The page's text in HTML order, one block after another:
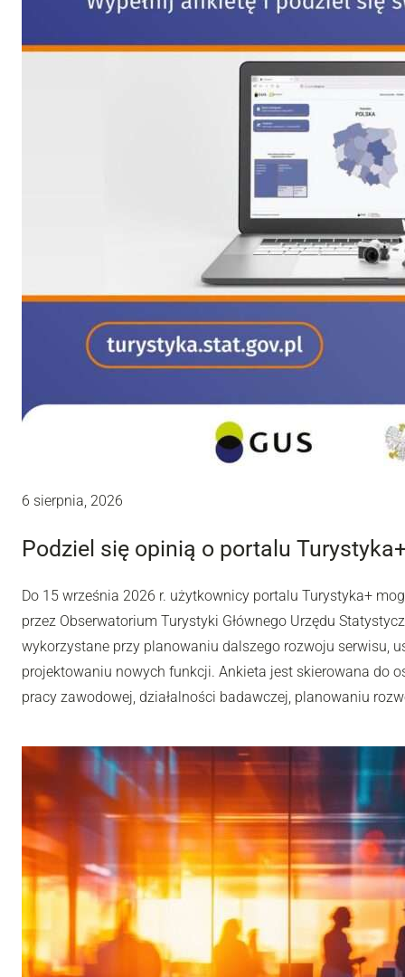
6 sierpnia, 2026
Podziel się opinią o portalu
Do 15 września 2026 r. użytkownicy portalu Turystyka+
przez Obserwatorium Turystyki Głównego Urzędu
wykorzystane przy planowaniu dalszego rozwoju serwisu,
projektowaniu nowych funkcji. Ankieta jest skierowana do
pracy zawodowej, działalności badawczej, planowaniu